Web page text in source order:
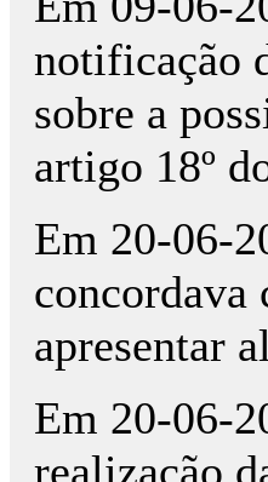
notificação
sobre a
artigo 18º
Em 20-06-
concordava
apresentar
Em 20-06-
realização